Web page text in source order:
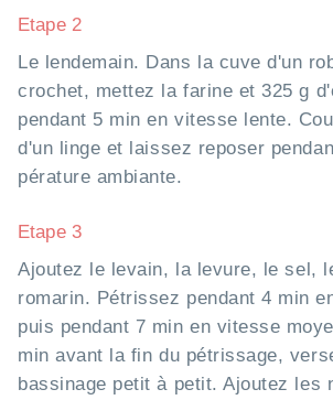
Etape 2
Le lendemain. Dans la cuve d'un
crochet, mettez la farine et 325 g
pendant 5 min en vitesse lente.
d'un linge et laissez reposer
pérature ambiante.
Etape 3
Ajoutez le levain, la levure, le sel,
romarin. Pétrissez pendant 4 min
puis pendant 7 min en vitesse
min avant la fin du pétrissage,
bassinage petit à petit. Ajoutez les